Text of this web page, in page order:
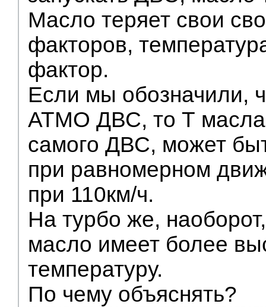
Масло теряет свои
факторов,
фактор.
Если мы обозначили,
АТМО ДВС, то Т масла
самого ДВС, может
при равномерном
при 110км/ч.
На турбо же,
масло имеет более
температуру.
По чему объяснять?